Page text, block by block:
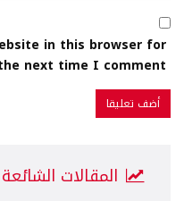
in this browser for
next time I comment.
المقالات الشائعة